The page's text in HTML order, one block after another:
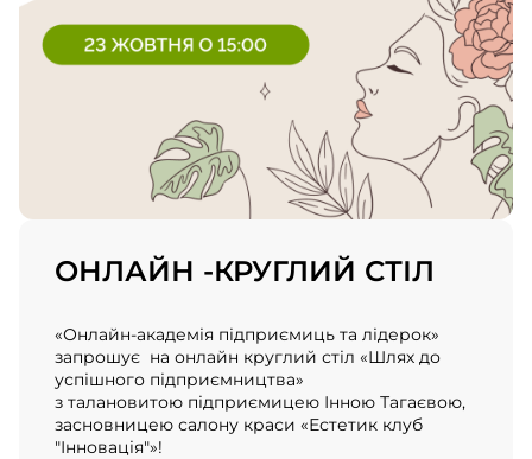
ОНЛАЙН -КРУГЛИЙ СТІЛ
«Онлайн-академія підприємиць та лідерок»
запрошує на онлайн круглий стіл «Шлях до
успішного підприємництва»
з талановитою підприємицею Інною Тагаєвою,
засновницею салону краси «Естетик клуб
"Інновація"»!